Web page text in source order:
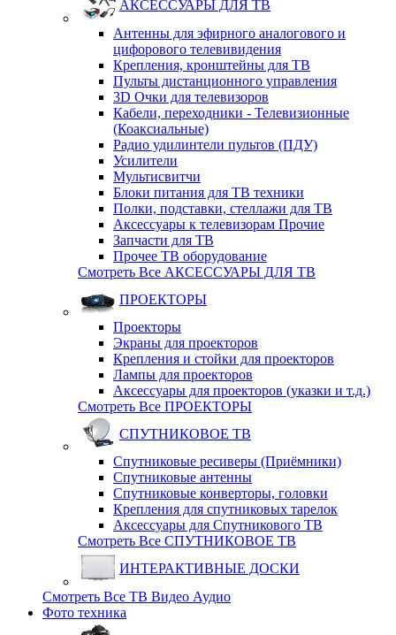
АКСЕССУАРЫ ДЛЯ ТВ
Антенны для эфирного аналогового и
цифорового телевивидения
Крепления, кронштейны для ТВ
Пульты дистанционного управления
3D Очки для телевизоров
Кабели, переходники - Телевизионные
(Коаксиальные)
Радио удилинтели пультов (ПДУ)
Усилители
Мультисвитчи
Блоки питания для ТВ техники
Полки, подставки, стеллажи для ТВ
Аксессуары к телевизорам Прочие
Запчасти для ТВ
Прочее ТВ оборудование
Смотреть Все АКСЕССУАРЫ ДЛЯ ТВ
ПРОЕКТОРЫ
Проекторы
Экраны для проекторов
Крепления и стойки для проекторов
Лампы для проекторов
Аксессуары для проекторов (указки и т.д.)
Смотреть Все ПРОЕКТОРЫ
СПУТНИКОВОЕ ТВ
Спутниковые ресиверы (Приёмники)
Спутниковые антенны
Спутниковые конверторы, головки
Крепления для спутниковых тарелок
Аксессуары для Спутникового ТВ
Смотреть Все СПУТНИКОВОЕ ТВ
ИНТЕРАКТИВНЫЕ ДОСКИ
Смотреть Все ТВ Видео Аудио
Фото техника